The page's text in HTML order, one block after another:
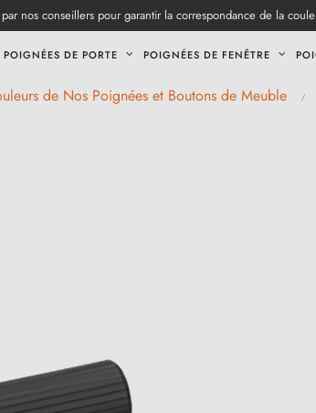
nos conseillers pour garantir la correspondance de la
POIGNÉES DE PORTE POIGNÉES DE FENÊTRE
de Nos Poignées et Boutons de Meuble